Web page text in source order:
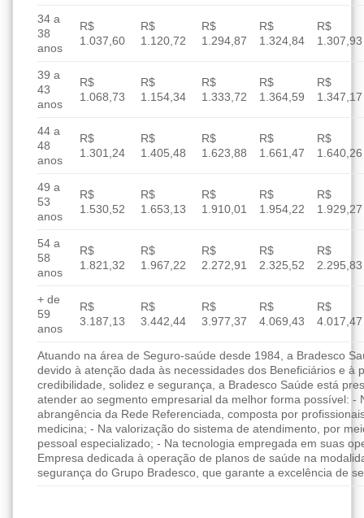
34 a
38
anos
R$
1.037,60
R$
1.120,72
R$
1.294,87
R$
1.324,84
R$
1.307,93
39 a
43
anos
R$
1.068,73
R$
1.154,34
R$
1.333,72
R$
1.364,59
R$
1.347,17
44 a
48
anos
R$
1.301,24
R$
1.405,48
R$
1.623,88
R$
1.661,47
R$
1.640,26
49 a
53
anos
R$
1.530,52
R$
1.653,13
R$
1.910,01
R$
1.954,22
R$
1.929,27
54 a
58
anos
R$
1.821,32
R$
1.967,22
R$
2.272,91
R$
2.325,52
R$
2.295,83
+ de
59
anos
R$
3.187,13
R$
3.442,44
R$
3.977,37
R$
4.069,43
R$
4.017,47
Atuando na área de Seguro-saúde desde 1984, a Bradesco
devido à atenção dada às necessidades dos Beneficiários e
credibilidade, solidez e segurança, a Bradesco Saúde está
atender ao segmento empresarial da melhor forma possível:
abrangência da Rede Referenciada, composta por
medicina; - Na valorização do sistema de atendimento, por
pessoal especializado; - Na tecnologia empregada em suas
Empresa dedicada à operação de planos de saúde na
segurança do Grupo Bradesco, que garante a excelência de